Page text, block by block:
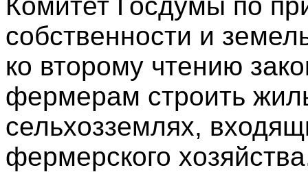
собственности и
ко второму чтению
фермерам строить
сельхозземлях,
фермерского